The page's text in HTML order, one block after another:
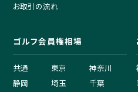
お取引の流れ
ゴルフ会員権相場
共通 東京
神奈川
静岡
埼玉
千葉